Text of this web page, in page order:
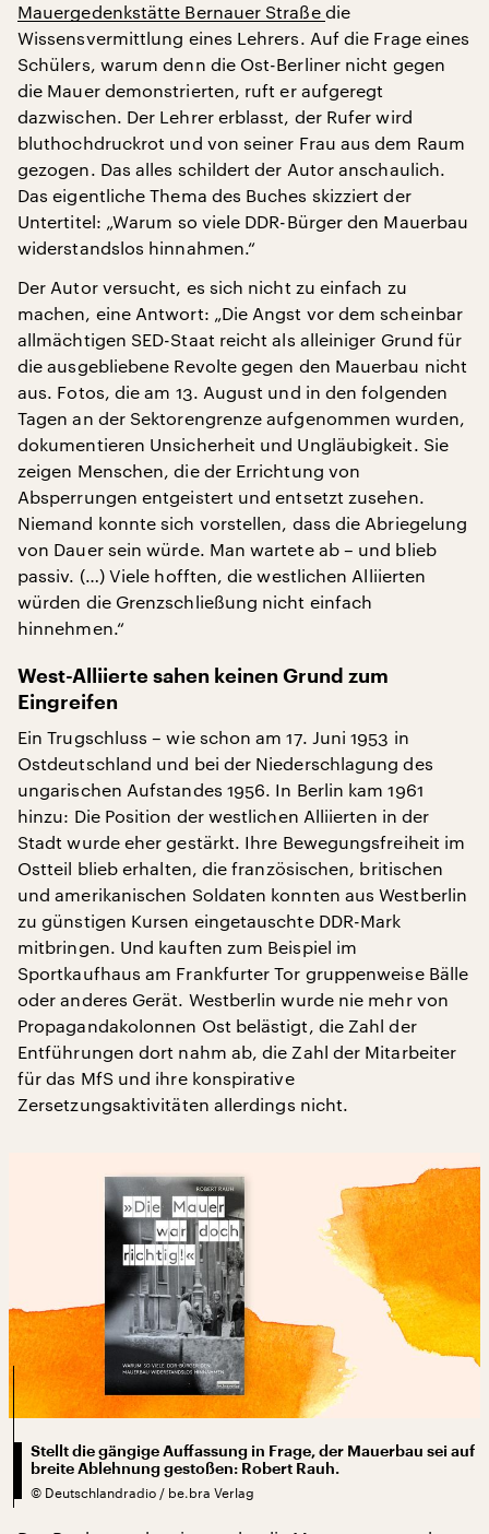
Mauergedenkstätte Bernauer Straße die
Wissensvermittlung eines Lehrers. Auf die Frage eines
Schülers, warum denn die Ost-Berliner nicht gegen
die Mauer demonstrierten, ruft er aufgeregt
dazwischen. Der Lehrer erblasst, der Rufer wird
bluthochdruckrot und von seiner Frau aus dem Raum
gezogen. Das alles schildert der Autor anschaulich.
Das eigentliche Thema des Buches skizziert der
Untertitel: „Warum so viele DDR-Bürger den Mauerbau
widerstandslos hinnahmen.“
Der Autor versucht, es sich nicht zu einfach zu
machen, eine Antwort: „Die Angst vor dem scheinbar
allmächtigen SED-Staat reicht als alleiniger Grund für
die ausgebliebene Revolte gegen den Mauerbau nicht
aus. Fotos, die am 13. August und in den folgenden
Tagen an der Sektorengrenze aufgenommen wurden,
dokumentieren Unsicherheit und Ungläubigkeit. Sie
zeigen Menschen, die der Errichtung von
Absperrungen entgeistert und entsetzt zusehen.
Niemand konnte sich vorstellen, dass die Abriegelung
von Dauer sein würde. Man wartete ab – und blieb
passiv. (…) Viele hofften, die westlichen Alliierten
würden die Grenzschließung nicht einfach
hinnehmen.“
West-Alliierte sahen keinen Grund zum
Eingreifen
Ein Trugschluss – wie schon am 17. Juni 1953 in
Ostdeutschland und bei der Niederschlagung des
ungarischen Aufstandes 1956. In Berlin kam 1961
hinzu: Die Position der westlichen Alliierten in der
Stadt wurde eher gestärkt. Ihre Bewegungsfreiheit im
Ostteil blieb erhalten, die französischen, britischen
und amerikanischen Soldaten konnten aus Westberlin
zu günstigen Kursen eingetauschte DDR-Mark
mitbringen. Und kauften zum Beispiel im
Sportkaufhaus am Frankfurter Tor gruppenweise Bälle
oder anderes Gerät. Westberlin wurde nie mehr von
Propagandakolonnen Ost belästigt, die Zahl der
Entführungen dort nahm ab, die Zahl der Mitarbeiter
für das MfS und ihre konspirative
Zersetzungsaktivitäten allerdings nicht.
Stellt die gängige Auffassung in Frage, der Mauerbau sei auf
breite Ablehnung gestoßen: Robert Rauh.
© Deutschlandradio / be.bra Verlag